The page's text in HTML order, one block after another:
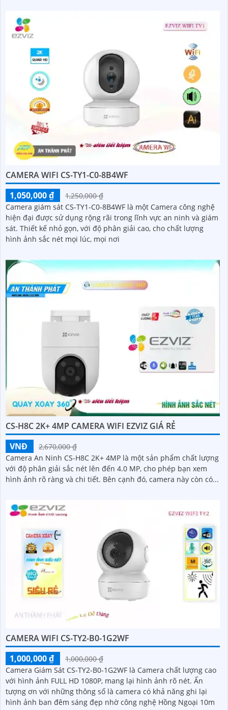
CAMERA WIFI CS-TY1-C0-8B4WF
1,050,000 ₫
1,250,000 ₫
Camera giám sát CS-TY1-C0-8B4WF là một Camera công nghệ
hiện đại được sử dụng rộng rãi trong lĩnh vực an ninh và giám
sát. Thiết kế nhỏ gọn, với độ phân giải cao, cho chất lượng
hình ảnh sắc nét mọi lúc, mọi nơi
CS-H8C 2K+ 4MP CAMERA WIFI EZVIZ GIÁ RẺ
VNĐ
2,670,000 ₫
Camera An Ninh CS-H8C 2K+ 4MP là một sản phẩm chất lượng
với độ phân giải sắc nét lên đến 4.0 MP, cho phép bạn xem
hình ảnh rõ ràng và chi tiết. Bên cạnh đó, camera này còn có...
CAMERA WIFI CS-TY2-B0-1G2WF
1,000,000 ₫
1,000,000 ₫
Camera Giám Sát CS-TY2-B0-1G2WF là Camera chất lượng cao
với hình ảnh FULL HD 1080P, mang lại hình ảnh rõ nét. Ấn
tượng ơn với những thông số là camera có khả năng ghi lại
hình ảnh ban đêm sáng đẹp nhờ công nghệ Hồng Ngoại 10m